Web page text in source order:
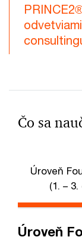
Čo sa
Úroveň
(1. –
Úroveň